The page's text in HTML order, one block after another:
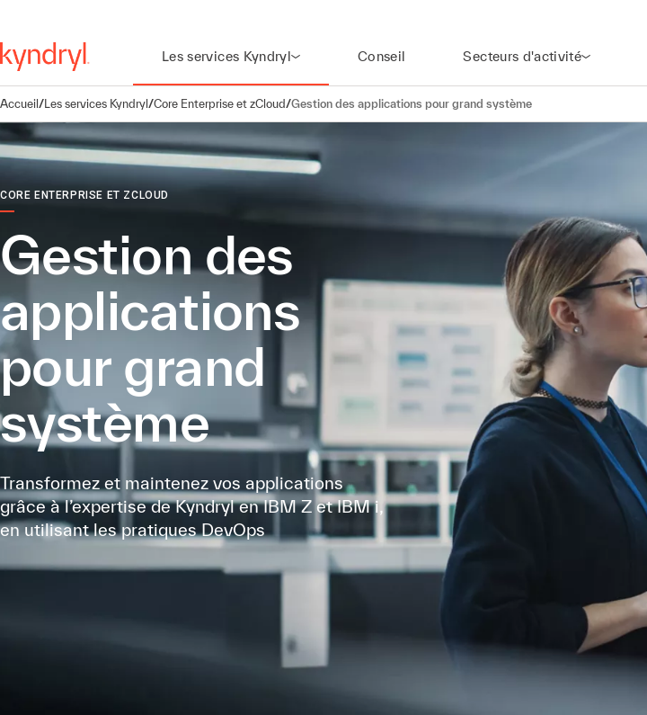
Les services Kyndryl Conseil Secteurs d'activité
Accueil/Les services Kyndryl/Core Enterprise et zCloud/Gestion des applications pour grand système
CORE ENTERPRISE ET ZCLOUD
Gestion des
applications
pour grand
système
Transformez et maintenez vos applications
grâce à l’expertise de Kyndryl en IBM Z et IBM i,
en utilisant les pratiques DevOps